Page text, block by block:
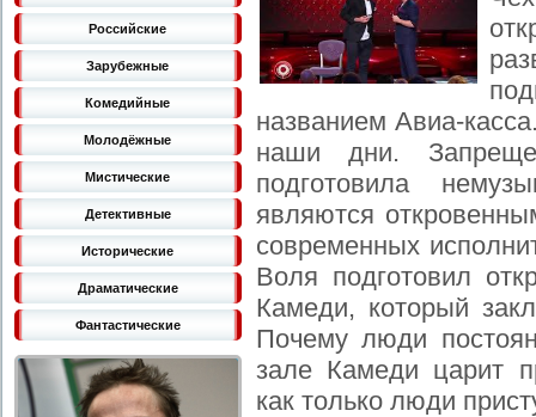
Российские
Зарубежные
Комедийные
Молодёжные
Мистические
Детективные
Исторические
Драматические
Фантастические
названием Авиа-
наши дни.
подготовила
являются
современных
Воля подготовил
Камеди, который
Почему люди
зале Камеди царит
как только люди